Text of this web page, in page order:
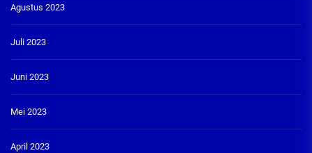
Agustus 2023
Juli 2023
Juni 2023
Mei 2023
April 2023